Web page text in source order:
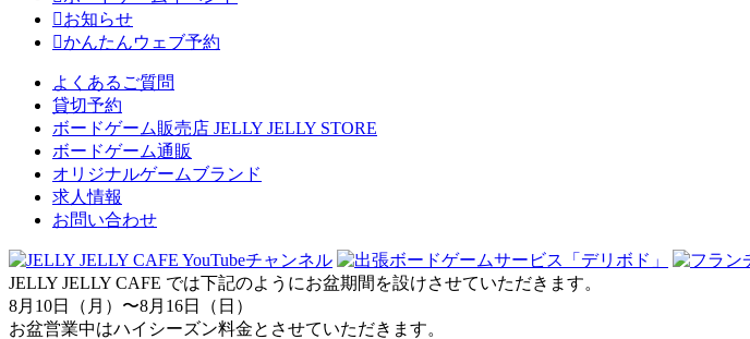
お知らせ
かんたんウェブ予約
よくあるご質問
貸切予約
ボードゲーム販売店 JELLY JELLY STORE
ボードゲーム通販
オリジナルゲームブランド
求人情報
お問い合わせ
JELLY JELLY CAFE では下記のようにお盆期間を設けさせていただきます。
8月10日（月）〜8月16日（日）
お盆営業中はハイシーズン料金とさせていただきます。